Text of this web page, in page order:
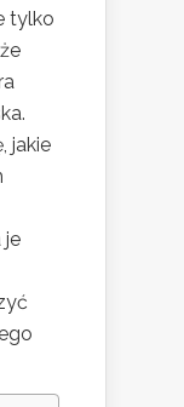
tylko
jakie
je